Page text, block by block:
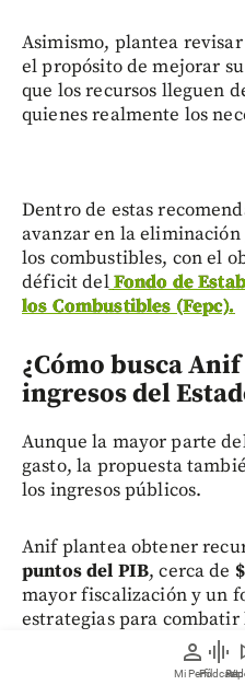
person
Mi Perfil
graphic_eq
Pódcast
Asimismo, plantea
el propósito de mejorar
que los recursos lleguen
quienes realmente los
Dentro de estas
avanzar en la
los combustibles, con el
déficit delFondo de
los Combustibles (Fepc).
¿Cómo busca
ingresos del
Aunque la mayor parte
gasto, la propuesta
los ingresos públicos.
Anif plantea obtener
puntos del PIB, cerca de
mayor fiscalización y un
estrategias para